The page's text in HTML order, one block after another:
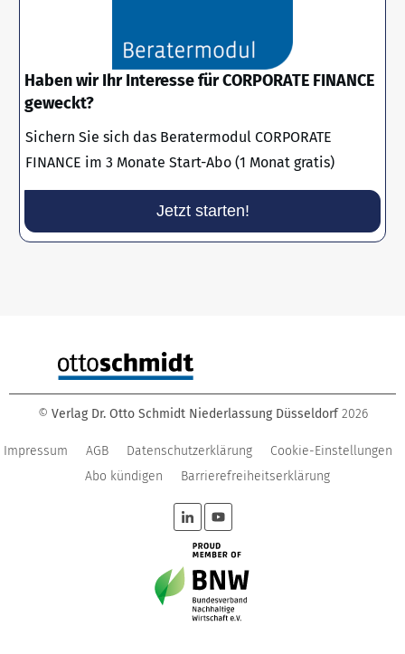
Haben wir Ihr Interesse für CORPORATE FINANCE
geweckt?
Sichern Sie sich das Beratermodul CORPORATE
FINANCE im 3 Monate Start-Abo (1 Monat gratis)
Jetzt starten!
© Verlag Dr. Otto Schmidt Niederlassung Düsseldorf 2026
Impressum AGB Datenschutzerklärung
Cookie-Einstellungen
Abo kündigen
Barrierefreiheitserklärung